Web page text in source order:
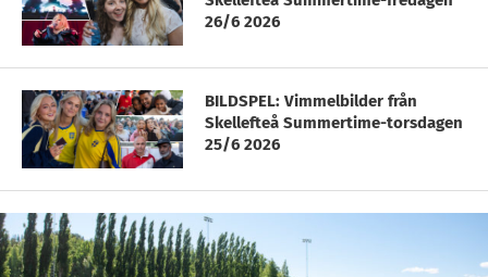
26/6 2026
BILDSPEL: Vimmelbilder från
Skellefteå Summertime-torsdagen
25/6 2026